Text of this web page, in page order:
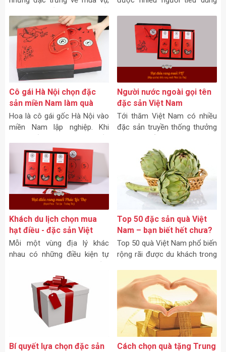
vậy nên giá bán hạt điều ở
nước ta sẽ thay đổi theo từng
mùa.
hạt điều loại A+ ở Dihona để
có giá hạt điều rang muối tốt
Cô gái Hà Nội chọn đặc
sản miền Nam làm quà
Hoa là cô gái gốc Hà Nội vào
miền Nam lập nghiệp. Khi
mọi người đều rủ nhau đi mua
quần áo về cho gia đình.
Người nước ngoài gọi tên
đặc sản Việt Nam
Tới thăm Việt Nam có nhiều
đặc sản truyền thống thưởng
không thể không dừng chân
như bún bò, phở…
Khách du lịch chọn mua
hạt điều - đặc sản Việt
Nam làm quà tặng?
Mỗi một vùng địa lý khác
nhau có những điều kiện tự
này tạo nên món quà mang
nét đẹp đặc trưng riêng được
gọi là “đặc sản” cho mỗi vùng
đất bạn ghé qua.
Top 50 đặc sản quà Việt
Nam – bạn biết hết chưa?
Top 50 quà Việt Nam phổ biến
rộng rãi được du khách trong
mỗi khi ghé qua không quên
mua về bao gồm:
Bí quyết lựa chọn đặc sản
Cách chọn quà tặng Trung